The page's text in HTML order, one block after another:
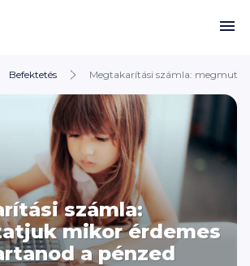
Befektetés Megtakarítási számla:
számla:
mikor érdemes
a pénzed